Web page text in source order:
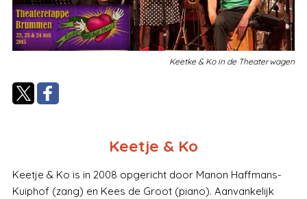
Keetke & Ko in de Theaterwagen
Keetje & Ko
Keetje & Ko is in 2008 opgericht door Manon Haffmans-
Kuiphof (zang) en Kees de Groot (piano). Aanvankelijk